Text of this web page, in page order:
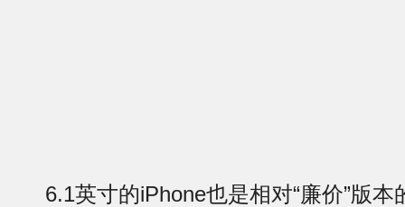
6.1英寸的iPhone也是相对“廉价”版本